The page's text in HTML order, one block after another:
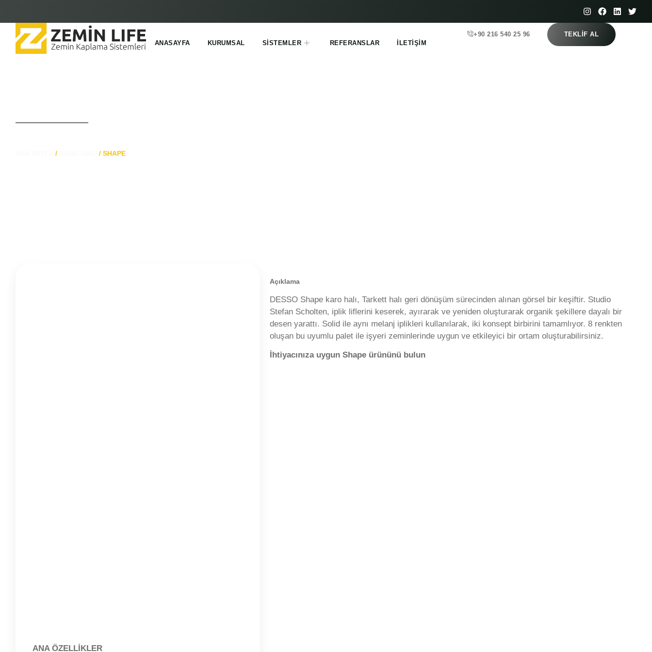
ANASAYFA KURUMSAL SISTEMLER REFERANSLAR İLETIŞIM
+90 216 540 25 96 TEKLIF AL
/ / SHAPE
ANA ÖZELLİKLER
Açıklama
DESSO Shape karo halı, Tarkett halı geri dönüşüm sürecinden alınan görsel bir keşiftir. Studio
Stefan Scholten, iplik liflerini keserek, ayırarak ve yeniden oluşturarak organik şekillere dayalı bir
desen yarattı. Solid ile aynı melanj iplikleri kullanılarak, iki konsept birbirini tamamlıyor. 8 renkten
oluşan bu uyumlu palet ile işyeri zeminlerinde uygun ve etkileyici bir ortam oluşturabilirsiniz.
İhtiyacınıza uygun Shape ürününü bulun